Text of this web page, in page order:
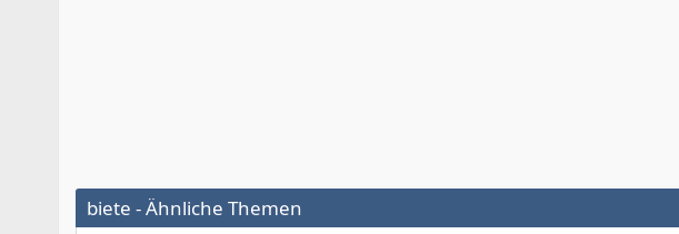
biete - Ähnliche Themen